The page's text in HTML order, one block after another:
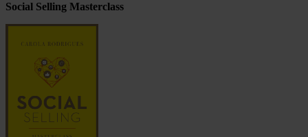
Social Selling Masterclass